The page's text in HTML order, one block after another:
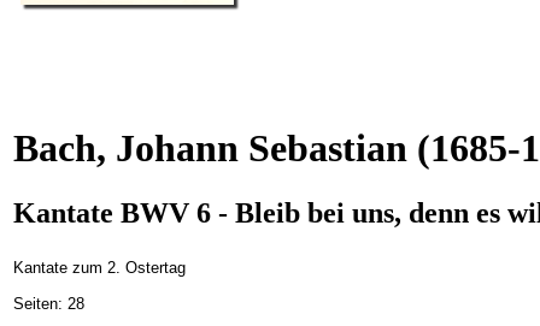
Bach, Johann Sebastian (1685-
Kantate BWV 6 - Bleib bei uns, denn es
Kantate zum 2. Ostertag
Seiten: 28